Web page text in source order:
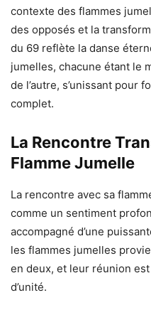
contexte des flammes
des opposés et la
du 69 reflète la danse
jumelles, chacune étant le
de l’autre, s’unissant pour
complet.
La Rencontre
Flamme Jumelle
La rencontre avec sa
comme un sentiment
accompagné d’une
les flammes jumelles
en deux, et leur réunion
d’unité.